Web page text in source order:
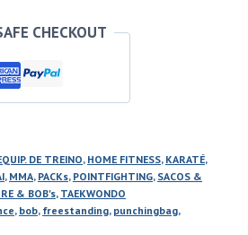
CHECKOUT
DE TREINO, HOME FITNESS, KARATÉ,
, MMA, PACKs, POINTFIGHTING, SACOS &
& BOB's, TAEKWONDO
, bob, freestanding, punchingbag,